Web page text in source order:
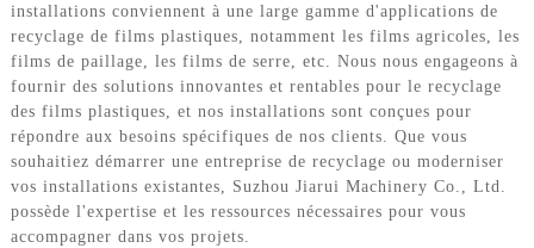
installations conviennent à une large gamme d'applications de
recyclage de films plastiques, notamment les films agricoles, les
films de paillage, les films de serre, etc. Nous nous engageons à
fournir des solutions innovantes et rentables pour le recyclage
des films plastiques, et nos installations sont conçues pour
répondre aux besoins spécifiques de nos clients. Que vous
souhaitiez démarrer une entreprise de recyclage ou moderniser
vos installations existantes, Suzhou Jiarui Machinery Co., Ltd.
possède l'expertise et les ressources nécessaires pour vous
accompagner dans vos projets.